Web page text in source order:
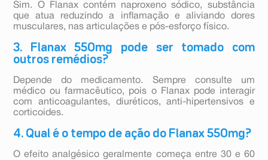
Sim. O Flanax contém naproxeno sódico, substância
que atua reduzindo a inflamação e aliviando dores
musculares, nas articulações e pós-esforço físico.
3. Flanax 550mg pode ser tomado com
outros remédios?
Depende do medicamento. Sempre consulte um
médico ou farmacêutico, pois o Flanax pode interagir
com anticoagulantes, diuréticos, anti-hipertensivos e
corticoides.
4. Qual é o tempo de ação do Flanax 550mg?
O efeito analgésico geralmente começa entre 30 e 60